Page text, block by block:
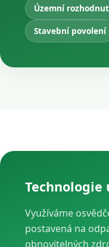
Územní
Stavební povolení
Technologie
Využíváme
postavená na
obnovitelných